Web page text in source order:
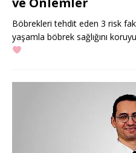
Böbrekleri tehdit eden 3 risk
yaşamla böbrek sağlığını